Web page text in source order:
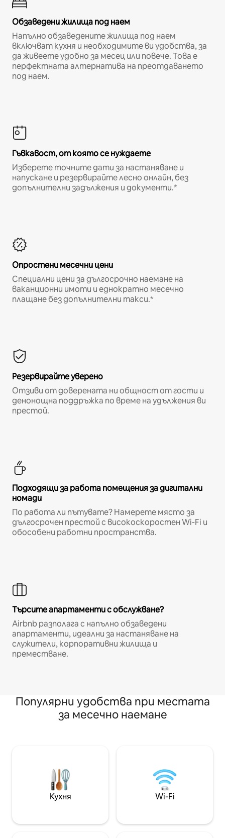
Обзаведени жилища под наем
Напълно обзаведените жилища под наем
включват кухня и необходимите ви удобства, за
да живеете удобно за месец или повече. Това е
перфектната алтернатива на преотдаването
под наем.
Гъвкавост, от която се нуждаете
Изберете точните дати за настаняване и
напускане и резервирайте лесно онлайн, без
допълнителни задължения и документи.*
Опростени месечни цени
Специални цени за дългосрочно наемане на
ваканционни имоти и еднократно месечно
плащане без допълнителни такси.*
Резервирайте уверено
Отзиви от доверената ни общност от гости и
денонощна поддръжка по време на удължения ви
престой.
Подходящи за работа помещения за дигитални
номади
По работа ли пътувате? Намерете място за
дългосрочен престой с високоскоростен Wi-Fi и
обособени работни пространства.
Търсите апартаменти с обслужване?
Airbnb разполага с напълно обзаведени
апартаменти, идеални за настаняване на
служители, корпоративни жилища и
преместване.
Популярни удобства при местата
за месечно наемане
Кухня Wi-Fi